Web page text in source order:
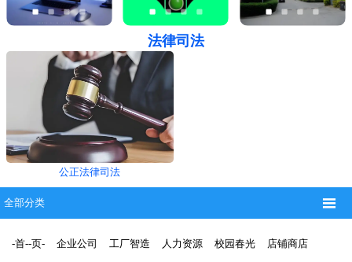
法律司法
公正法律司法
全部分类 
-首--页- 企业公司 工厂智造 人力资源 校园春光 店铺商店